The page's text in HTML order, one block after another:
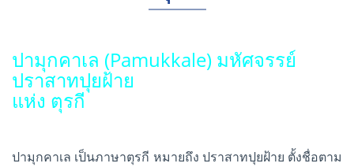
ปามุกคาเล (Pamukkale) มหัศจรรย์
ปราสาทปุยฝ้าย
แห่ง ตุรกี
ปามุกคาเล เป็นภาษาตุรกี หมายถึง ปราสาทปุยฝ้าย ตั้งชื่อตาม